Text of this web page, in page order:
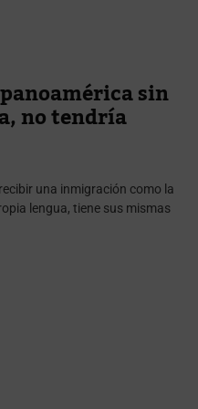
sin
no tendría
una inmigración como la
lengua, tiene sus mismas